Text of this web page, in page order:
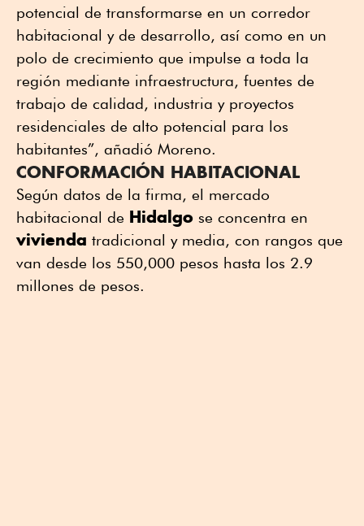
potencial de transformarse en un corredor
habitacional y de desarrollo, así como en un
polo de crecimiento que impulse a toda la
región mediante infraestructura, fuentes de
trabajo de calidad, industria y proyectos
residenciales de alto potencial para los
habitantes”, añadió Moreno.
CONFORMACIÓN HABITACIONAL
Según datos de la firma, el mercado
habitacional de Hidalgo se concentra en
vivienda tradicional y media, con rangos que
van desde los 550,000 pesos hasta los 2.9
millones de pesos.